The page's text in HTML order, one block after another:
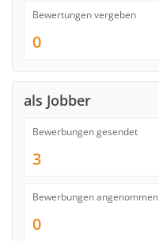
Bewertungen vergeben
0
als Jobber
Bewerbungen gesendet
3
Bewerbungen angenommen
0